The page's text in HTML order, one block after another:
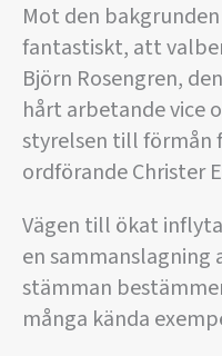
Mot den
fantastiskt, att
Björn Rosengren,
hårt arbetande vice
styrelsen till förmån
ordförande Christer
Vägen till ökat
en sammanslagning
stämman
många kända